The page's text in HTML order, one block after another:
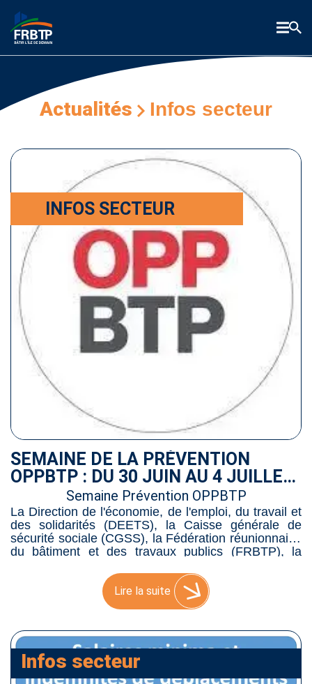
Actualités Infos secteur
INFOS SECTEUR
SEMAINE DE LA PRÉVENTION
OPPBTP : DU 30 JUIN AU 4 JUILLET
Semaine Prévention OPPBTP
La Direction de l'économie, de l'emploi, du travail et
des solidarités (DEETS), la Caisse générale de
sécurité sociale (CGSS), la Fédération réunionnaise
du bâtiment et des travaux publics (FRBTP), la
entreprises du bâtiment (CAPEB), le Service de
prévention et de santé au travail SISTBI et
l’Organisme professionnel de prévention du
plaisir de vous inviter, du 30 juin au 4 juillet 2025, à
une série d’événements qui vous aideront à
améliorer la prévention et les conditions de travail
dans votre entreprise.
Lire la suite
Infos secteur